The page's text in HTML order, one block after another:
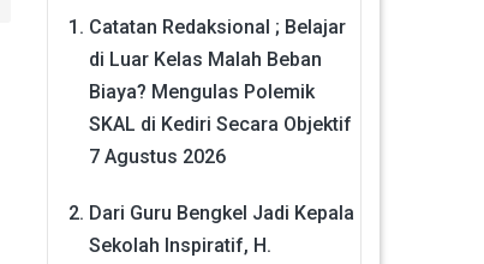
Catatan Redaksional ; Belajar
di Luar Kelas Malah Beban
Biaya? Mengulas Polemik
SKAL di Kediri Secara Objektif
7 Agustus 2026
Dari Guru Bengkel Jadi Kepala
Sekolah Inspiratif, H.